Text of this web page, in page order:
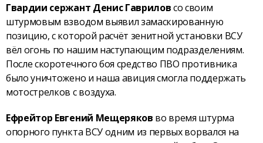
Гвардии сержант Денис Гавриловсо своим
штурмовым взводом выявил замаскированную
позицию, с которой расчёт зенитной установки ВСУ
вёл огонь по нашим наступающим подразделениям.
После скоротечного боя средство ПВО противника
было уничтожено и наша авиция смогла поддержать
мотострелков с воздуха.
Ефрейтор Евгений Мещеряков во время штурма
опорного пункта ВСУ одним из первых ворвался на